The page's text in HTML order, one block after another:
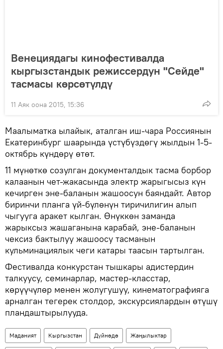
Венециядагы кинофестивалда
кыргызстандык режиссердун "Сейде"
тасмасы көрсөтүлдү
11 Аяк оона 2015, 15:36
Маалыматка ылайык, аталган иш-чара Россиянын
Екатеринбург шаарында үстүбүздөгү жылдын 1-5-
октябрь күндөрү өтөт.
11 мүнөткө созулган документалдык тасма борбор
калаанын чет-жакасында электр жарыгысыз күн
кечирген эне-баланын жашоосун баяндайт. Автор
биринчи планга үй-бүлөнүн тиричилигин алып
чыгууга аракет кылган. Өнүккөн заманда
жарыксыз жашаганына карабай, эне-баланын
чексиз бактылуу жашоосу тасманын
кульминациялык чеги катары таасын тартылган.
Фестивалда конкурстан тышкары адистердин
талкуусу, семинарлар, мастер-класстар,
көрүүчүлөр менен жолугушуу, кинематографияга
арналган тегерек столдор, экскурсиялардын өтүшү
пландаштырылууда.
Маданият Кыргызстан Дүйнөдө Жаңылыктар